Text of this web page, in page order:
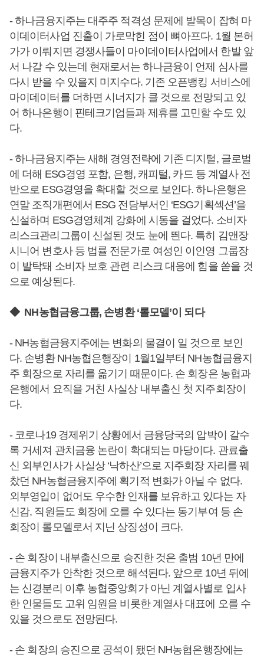
- 하나금융지주는 대주주 적격성 문제에 발목이 잡혀 마
이데이터사업 진출이 가로막힌 점이 뼈아프다. 1월 본허
가가 이뤄지면 경쟁사들이 마이데이터사업에서 한발 앞
서 나갈 수 있는데 현재로서는 하나금융이 언제 심사를
다시 받을 수 있을지 미지수다. 기존 오픈뱅킹 서비스에
마이데이터를 더하면 시너지가 클 것으로 전망되고 있
어 하나은행이 핀테크기업들과 제휴를 고민할 수도 있
다.
- 하나금융지주는 새해 경영전략에 기존 디지털, 글로벌
에 더해 ESG경영 포함, 은행, 캐피털, 카드 등 계열사 전
반으로 ESG경영을 확대할 것으로 보인다. 하나은행은
연말 조직개편에서 ESG 전담부서인 ‘ESG기획섹션’을
신설하며 ESG경영체계 강화에 시동을 걸었다. 소비자
리스크관리그룹이 신설된 것도 눈에 띈다. 특히 김앤장
시니어 변호사 등 법률 전문가로 여성인 이인영 그룹장
이 발탁돼 소비자 보호 관련 리스크 대응에 힘을 쏟을 것
으로 예상된다.
◆ NH농협금융그룹, 손병환 ‘롤모델’이 되다
- NH농협금융지주에는 변화의 물결이 일 것으로 보인
다. 손병환 NH농협은행장이 1월1일부터 NH농협금융지
주 회장으로 자리를 옮기기 때문이다. 손 회장은 농협과
은행에서 요직을 거친 사실상 내부출신 첫 지주회장이
다.
- 코로나19 경제위기 상황에서 금융당국의 압박이 갈수
록 거세져 관치금융 논란이 확대되는 마당이다. 관료출
신 외부인사가 사실상 ‘낙하산’으로 지주회장 자리를 꿰
찼던 NH농협금융지주에 획기적 변화가 아닐 수 없다.
외부영입이 없어도 우수한 인재를 보유하고 있다는 자
신감, 직원들도 회장에 오를 수 있다는 동기부여 등 손
회장이 롤모델로서 지닌 상징성이 크다.
- 손 회장이 내부출신으로 승진한 것은 출범 10년 만에
금융지주가 안착한 것으로 해석된다. 앞으로 10년 뒤에
는 신경분리 이후 농협중앙회가 아닌 계열사별로 입사
한 인물들도 고위 임원을 비롯한 계열사 대표에 오를 수
있을 것으로도 전망된다.
- 손 회장의 승진으로 공석이 됐던 NH농협은행장에는